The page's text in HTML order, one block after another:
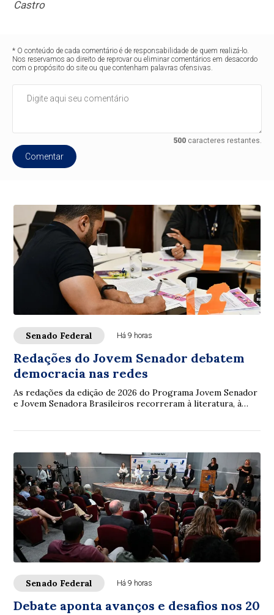
Castro
* O conteúdo de cada comentário é de responsabilidade de quem realizá-lo.
Nos reservamos ao direito de reprovar ou eliminar comentários em desacordo
com o propósito do site ou que contenham palavras ofensivas.
500caracteres restantes.
Comentar
Senado Federal Há 9 horas
Redações do Jovem Senador debatem
democracia nas redes
As redações da edição de 2026 do Programa Jovem Senador
e Jovem Senadora Brasileiros recorreram à literatura, à
Senado Federal Há 9 horas
Debate aponta avanços e desafios nos 20